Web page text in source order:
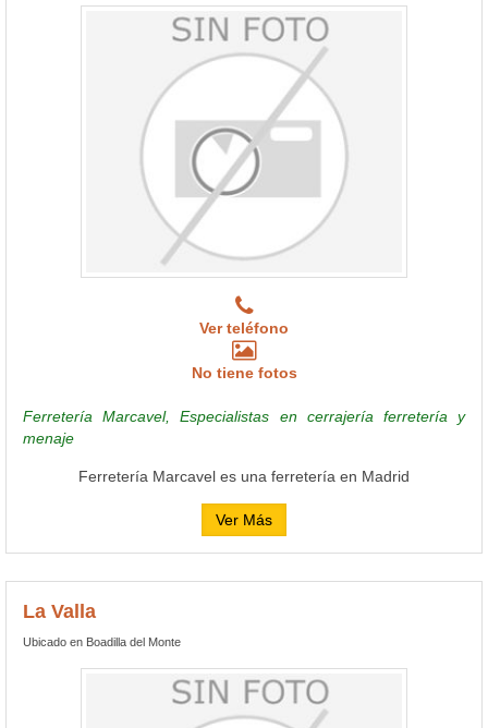
Ver teléfono
No tiene fotos
Ferretería Marcavel, Especialistas en cerrajería ferretería y
menaje
Ferretería Marcavel es una ferretería en Madrid
Ver Más
La Valla
Ubicado en Boadilla del Monte